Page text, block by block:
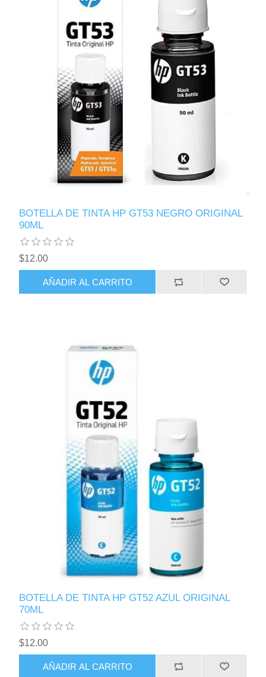
BOTELLA DE TINTA HP GT53 NEGRO ORIGINAL
90ML
$12.00
AÑADIR AL CARRITO
BOTELLA DE TINTA HP GT52 AZUL ORIGINAL
70ML
$12.00
AÑADIR AL CARRITO